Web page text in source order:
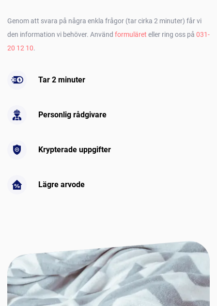
Genom att svara på några enkla frågor (tar cirka 2 minuter) får vi
den information vi behöver. Använd formuläret eller ring oss på 031-
20 12 10.
Tar 2 minuter
Personlig rådgivare
Krypterade uppgifter
Lägre arvode